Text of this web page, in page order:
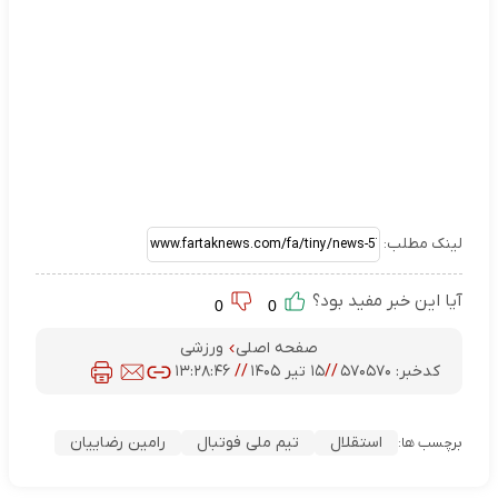
لینک مطلب:
آیا این خبر مفید بود؟
صفحه اصلی
ورزشی
کدخبر: ۵۷۰۵۷۰ //۱۵ تیر ۱۴۰۵ // ۱۳:۲۸:۴۶
برچسب ها: استقلال تیم ملی فوتبال رامین رضاییان